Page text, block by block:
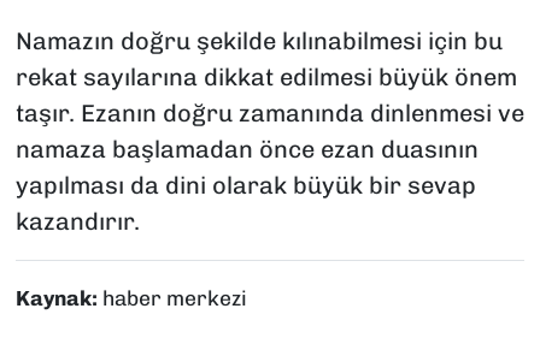
Namazın doğru şekilde kılınabilmesi için bu
rekat sayılarına dikkat edilmesi büyük önem
taşır. Ezanın doğru zamanında dinlenmesi ve
namaza başlamadan önce ezan duasının
yapılması da dini olarak büyük bir sevap
kazandırır.
Kaynak: haber merkezi